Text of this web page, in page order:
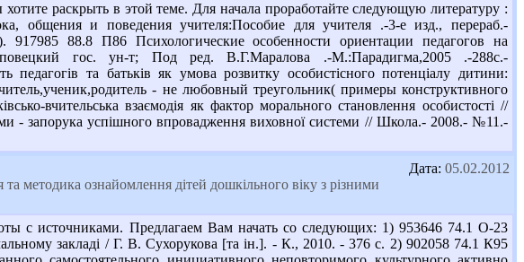
раскрыть в этой теме. Для начала проработайте следующую литературу :
и поведения учителя:Пособие для учителя .-3-е изд., перераб.-
88.8 П86 Психологические особенности ориентации педагогов на
гос. ун-т; Под ред. В.Г.Маралова .-М.:Парадигма,2005 .-288с.-
та батьків як умова розвитку особистісного потенціалу дитини:
- не любовный треугольник( примеры конструктивного
вчительська взаємодія як фактор морального становлення особистості //
- запорука успішного впровадження виховної системи // Школа.- 2008.- №11.-
Дата: 05.02.2012
методика ознайомлення дітей дошкільного віку з різними
с источниками. Предлагаем Вам начать со следующих: 1) 953646 74.1 О-23
закладі / Г. В. Сухорукова [та ін.]. - К., 2010. - 376 с. 2) 902058 74.1 К95